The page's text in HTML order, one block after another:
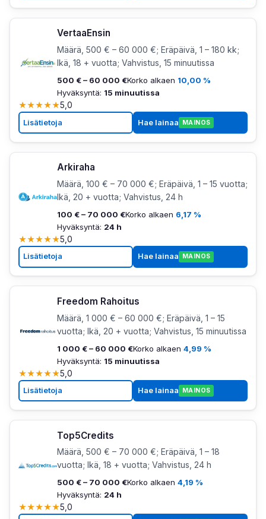
VertaaEnsin
Määrä, 500 € – 60 000 €; Eräpäivä, 1 – 180 kk;
Ikä, 18 + vuotta; Vahvistus, 15 minuutissa
500 € – 60 000 €Korko alkaen 10,00 %
Hyväksyntä: 15 minuutissa
★★★★★5,0
Lisätietoja Hae lainaa MAINOS
Arkiraha
Määrä, 100 € – 70 000 €; Eräpäivä, 1 – 15 vuotta;
Ikä, 20 + vuotta; Vahvistus, 24 h
100 € – 70 000 €Korko alkaen 6,17 %
Hyväksyntä: 24 h
★★★★★5,0
Lisätietoja Hae lainaa MAINOS
Freedom Rahoitus
Määrä, 1 000 € – 60 000 €; Eräpäivä, 1 – 15
vuotta; Ikä, 20 + vuotta; Vahvistus, 15 minuutissa
1 000 € – 60 000 €Korko alkaen 4,99 %
Hyväksyntä: 15 minuutissa
★★★★★5,0
Lisätietoja Hae lainaa MAINOS
Top5Credits
Määrä, 500 € – 70 000 €; Eräpäivä, 1 – 18
vuotta; Ikä, 18 + vuotta; Vahvistus, 24 h
500 € – 70 000 €Korko alkaen 4,19 %
Hyväksyntä: 24 h
★★★★★5,0